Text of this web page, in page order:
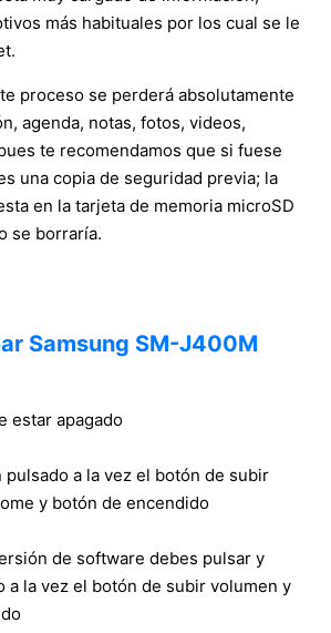
más habituales por los cual se le
proceso se perderá absolutamente
agenda, notas, fotos, videos,
te recomendamos que si fuese
una copia de seguridad previa; la
en la tarjeta de memoria microSD
se borraría.
Samsung SM-J400M
estar apagado
pulsado a la vez el botón de subir
y botón de encendido
de software debes pulsar y
a la vez el botón de subir volumen y